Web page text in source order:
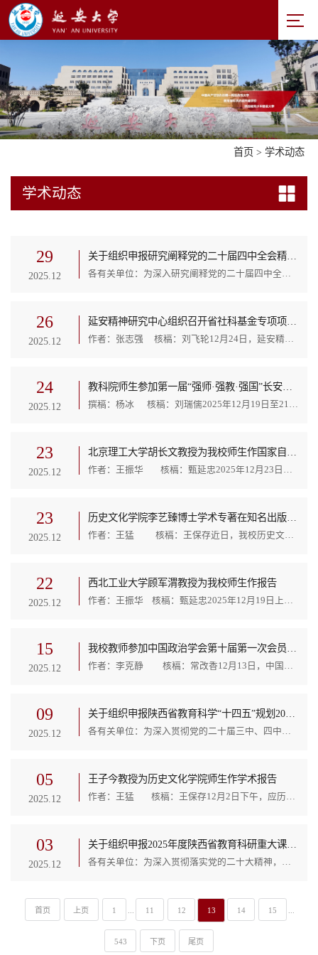
首页 > 学术动态
学术动态
29
2025.12 各有关单位：为深入研究阐释党的二十届四中全会精神，国家社会科学基金列出一批重大专项研究选题，面向全国公开招标。现将有关事项公告如下。一、招标单位全国哲学社会科学工作办公室二、招标对象主要包括中央有关部委，教育部直属高校，省级以上党校（行政学院）、社科院、高校和重点研究基地，军队系统重点院校和社科研究机构的研究人员。投标以责任单位名义组织，多单位联合投标须确定一个责任单位。鼓励理论工作部门与实际工作部门合作开展研究。...
26
2025.12 作者：张志强 核稿：刘飞轮12月24日，延安精神研究中心组织召开陕西省社会科学基金“延安时期党的宣传思想文化工作研究”专项项目论证会，论证会邀请陕西师范大学马克思主义学院博士生导师王晓荣教授和我校高尚斌、王东维、崔海亮三位教授参与指导。我校35位申报老师参加论证会，会议由延安精神研究中心主任刘飞轮主持。与会专家对申报材料全面把关，逐一分析，从选题依据、研究内容、框架思路、研究方法、创新之处、研究基础和参考文献等方面进行了具体深入的指导，...
24
2025.12 撰稿：杨冰 核稿：刘瑞儒2025年12月19日至21日，第一届“强师・强教・强国”长安论坛暨全国高校信息资料研究会西部教师教育专业委员会成立大会在陕西师范大学陆港小学成功召开。本次会议由全国高校信息资料研究会西部教师教育专业委员会、教育部人文社科规划项目“教育对口援疆政策绩效测度及其优化策略研究”（24YJA880008）主办，华夏教育评价联盟西北办事处、安邦中国评价科学院、中国教育评价文科实验室、长安中国自主知识体系创新团队、...
23
2025.12 作者：王振华 核稿：甄延忠2025年12月23日上午，应化学与化工学院的邀请，北京理工大学胡长文教授为我校师生作了题为《申报国家自然科学基金的体会》的国家自然科学基金辅导报告，报告采用线上线下相结合的方式进行，化学与化工学院院长甄延忠教授主持会议，全校各理工类学院100余位教师参加了报告会。报告会上，胡长文教授以基金评审专家的视角，从国家自然科学基金资助定位、基金委新时期改革方略、资助系列与评审程序、获批项目汇总与启示、...
23
2025.12 作者：王猛 核稿：王保存近日，我校历史文化学院李艺臻博士的学术专著《“存人类于天下”：顾炎武史论研究》（上下册），由台湾花木兰文化出版社出版，该著作的出版获得花木兰文化事业有限公司专项项目资助。全书共5章，35万余字，分属《古代历史文化研究集刊》第34编第1、2册。该书以明末思想家顾炎武著作中的历史评论为主要线索，旨在展现公元17世纪中国所面临的空前时代困境，揭示明代中后期以降社会转型新旧交替过程中所累积的诸多矛盾，...
22
2025.12
西北工业大学顾军渭教授为我校师生作报告
作者：王振华 核稿：甄延忠2025年12月19日上午，我校化学与化工学院特邀西北工业大学顾军渭教授，于学院1019会议室作专题学术报告。报告会由化学与化工学院甄延忠院长主持，学院师生100余人参加了报告会。本次报告包含两场内容，分别为“国家自然科学基金申请书撰写交流”与“导热高分子复合材料”。报告会上，顾军渭教授结合自身课题组申报经验，系统阐述了国家自然科学基金申报的核心技巧与实操策略。在学术研究分享环节，顾教授详细介绍了课题组在分子微观结构有序设计、...
15
2025.12 作者：李克静 核稿：常改香12月13日，中国政治学会第十届第一次会员代表大会暨2025年学术年会在北京会议中心召开。会议由中国政治学会主办，中国社会科学院政治学研究所、中国社会科学院大学政府管理学院承办，中国社会科学院首都治理研究院、中国社会科学院社会主义民主研究中心协办。本次会议以“推进中国式现代化、加快构建中国政治学自主知识体系”为核心议题，汇聚全国高校和科研机构400余名专家学者，共商学科发展大计，...
09
2025.12 各有关单位：为深入贯彻党的二十届三中、四中全会和全国、全省教育大会精神，充分发挥教育科研在创新教育理论、服务教育决策、指导教育实践等方面的支撑、引领和驱动作用，陕西省教育科学规划领导小组办公室决定组织开展全省教育科学“十四五”规划2025年度重点课题申报工作。现就有关事项通知如下：一、研究题目陕西省教育科学规划2025年度重点课题题目共15项，具体如下。1.陕西省教育督导评估工作机制改革实践研究2.陕西省适龄儿童小学入学年龄调整研究3....
05
2025.12
王子今教授为历史文化学院师生作学术报告
作者：王猛 核稿：王保存12月2日下午，应历史文化学院邀请，西北大学历史学院教授、中国人民大学荣誉一级教授王子今先生做客“嘉岭讲座”，在我校行政楼一楼报告厅举办了题为《尕日塘刻石：秦史秦文化研究的新发现》的学术报告。本次讲座由历史文化学院杜林渊教授主持，学院师生两百余人到场聆听。讲座中，王子今老师首先介绍了尕日塘秦刻石的发现过程，并梳理了刻石发现后社会出现的种种质疑声音及学界的相关讨论。随后，王老师分别从刻石文字所透露的行车、...
03
2025.12 各有关单位：为深入贯彻落实党的二十大精神，充分发挥教育科研资政服务职能，助推全省教育高质量发展和教育强省建设，陕西省教育科学规划领导小组办公室（以下简称省规划办)决定设立陕西省教育科研重大课题，现就2025年度申报工作有关事项通知如下。一、研究题目2025年度陕西省教育科研重大课题研究题目共18项，具体如下：1.《新时代陕西省立德树人工作指南》实施路径研究2.陕西省域内红色教育资源融入大中小学思政教育一体化育人体系构建研究3....
首页 上页 1 11 12 13 14 15
543 下页 尾页